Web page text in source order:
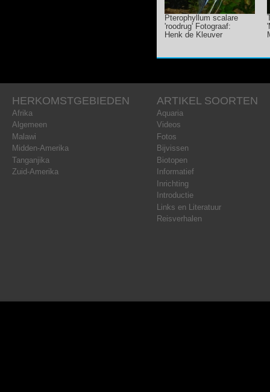
Pterophyllum scalare
'roodrug' Fotograaf:
Henk de Kleuver
HERKOMSTGEBIEDEN
Afrika
Algemeen
Malawi
Midden-Amerika
Tanganjika
Zuid-Amerika
ARTIKEL SOORTEN
Aquaria
Videos
Fotos
Bijvissen
Biotopen
Informatief
Inrichting
Introductie
Links en Literatuur
Reisverhalen